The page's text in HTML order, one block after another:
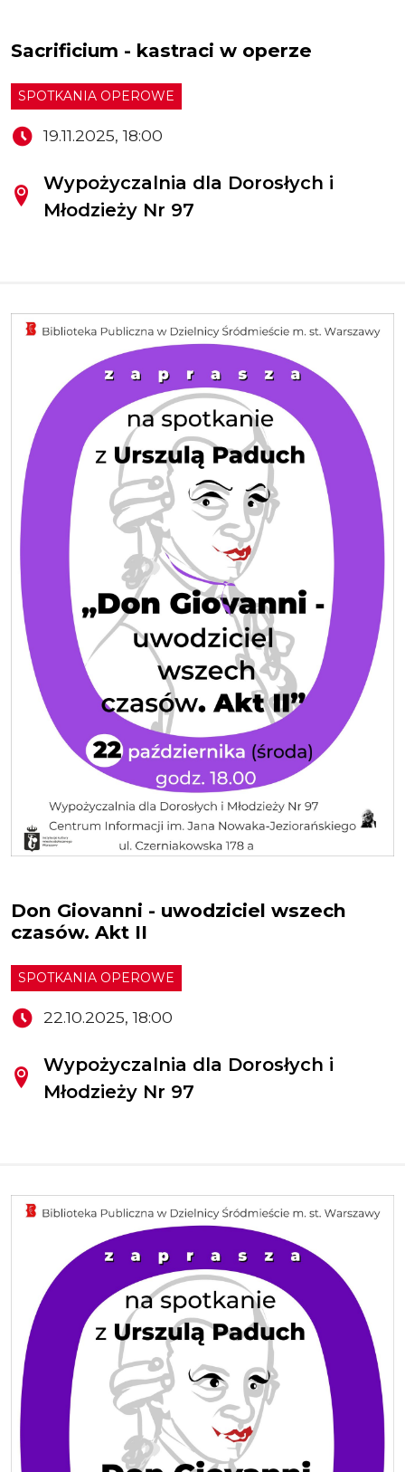
Sacrificium - kastraci w operze
SPOTKANIA OPEROWE
19.11.2025, 18:00
Wypożyczalnia dla Dorosłych i
Młodzieży Nr 97
Don Giovanni - uwodziciel wszech
czasów. Akt II
SPOTKANIA OPEROWE
22.10.2025, 18:00
Wypożyczalnia dla Dorosłych i
Młodzieży Nr 97